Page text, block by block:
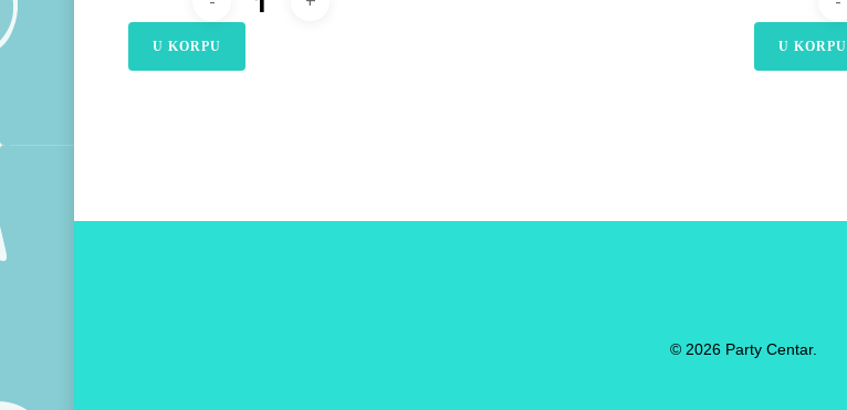
U KORPU U KORPU
© 2026 Party Centar.